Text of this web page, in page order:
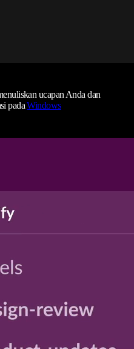
ucapan Anda dan
padaWindows